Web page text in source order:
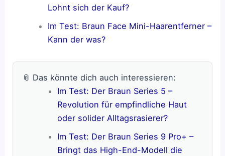
Lohnt sich der Kauf?
Im Test: Braun Face Mini-Haarentferner –
Kann der was?
📎 Das könnte dich auch interessieren:
Im Test: Der Braun Series 5 –
Revolution für empfindliche Haut
oder solider Alltagsrasierer?
Im Test: Der Braun Series 9 Pro+ –
Bringt das High-End-Modell die